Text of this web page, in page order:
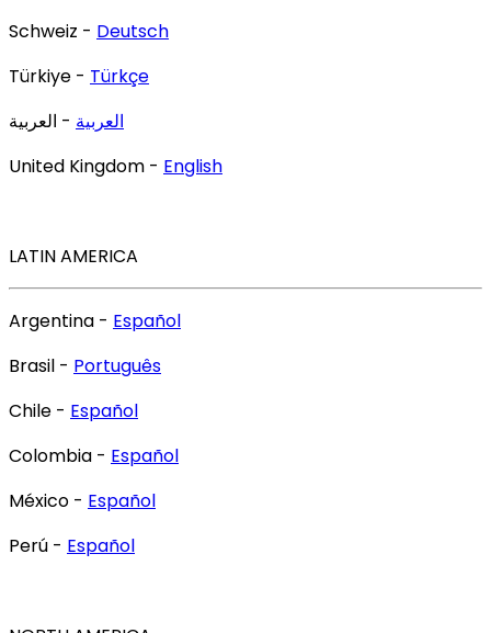
Schweiz - Deutsch
Türkiye - Türkçe
العربية - العربية
United Kingdom - English
LATIN AMERICA
Argentina - Español
Brasil - Português
Chile - Español
Colombia - Español
México - Español
Perú - Español